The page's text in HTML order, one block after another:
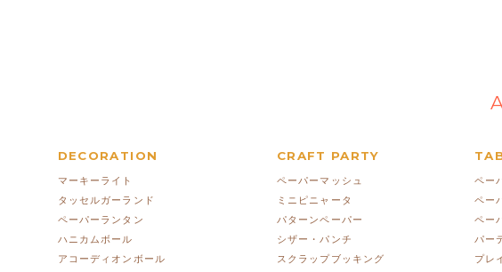
DECORATION
マーキーライト
タッセルガーランド
ペーパーランタン
ハニカムボール
アコーディオンボール
CRAFT PARTY
ペーパーマッシュ
ミニピニャータ
パターンペーパー
シザー・パンチ
スクラップブッキング
ペー
ペー
ペー
パー
プレ